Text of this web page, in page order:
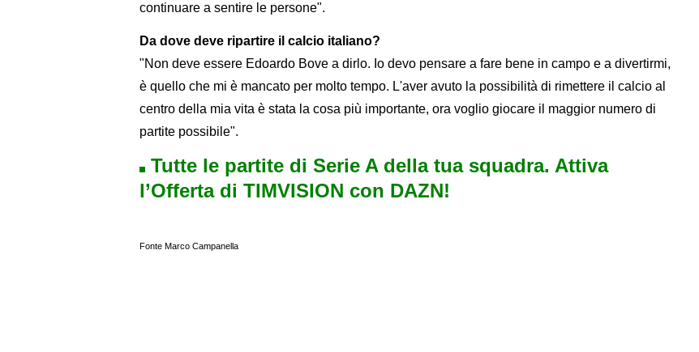
continuare a sentire le persone".
Da dove deve ripartire il calcio italiano?
"Non deve essere Edoardo Bove a dirlo. Io devo pensare a fare bene in campo e a divertirmi,
è quello che mi è mancato per molto tempo. L'aver avuto la possibilità di rimettere il calcio al
centro della mia vita è stata la cosa più importante, ora voglio giocare il maggior numero di
partite possibile".
Tutte le partite di Serie A della tua squadra. Attiva
l’Offerta di TIMVISION con DAZN!
Fonte Marco Campanella